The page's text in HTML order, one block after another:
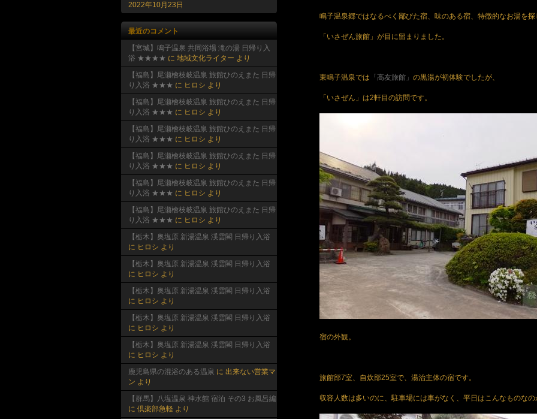
鳴子温泉郷ではなるべく鄙びた宿、味のある宿、特徴的なお湯を
「いさぜん旅館」が目に留まりました。
東鳴子温泉では 「高友旅館」の黒湯が初体験でしたが、
「いさぜん」は2軒目の訪問です。
宿の外観。
旅館部7室、自炊部25室で、湯治主体の宿です。
収容人数は多いのに、駐車場には車がなく、平日はこんなものな
2022年10月23日
最近のコメント
【宮城】鳴子温泉 共同浴場 滝の湯 日帰り入
浴 ★★★★ に 地域文化ライター より
【福島】尾瀬檜枝岐温泉 旅館ひのえまた 日帰
り入浴 ★★★ に ヒロシ より
【福島】尾瀬檜枝岐温泉 旅館ひのえまた 日帰
り入浴 ★★★ に ヒロシ より
【福島】尾瀬檜枝岐温泉 旅館ひのえまた 日帰
り入浴 ★★★ に ヒロシ より
【福島】尾瀬檜枝岐温泉 旅館ひのえまた 日帰
り入浴 ★★★ に ヒロシ より
【福島】尾瀬檜枝岐温泉 旅館ひのえまた 日帰
り入浴 ★★★ に ヒロシ より
【福島】尾瀬檜枝岐温泉 旅館ひのえまた 日帰
り入浴 ★★★ に ヒロシ より
【栃木】奥塩原 新湯温泉 渓雲閣 日帰り入浴
に ヒロシ より
【栃木】奥塩原 新湯温泉 渓雲閣 日帰り入浴
に ヒロシ より
【栃木】奥塩原 新湯温泉 渓雲閣 日帰り入浴
に ヒロシ より
【栃木】奥塩原 新湯温泉 渓雲閣 日帰り入浴
に ヒロシ より
【栃木】奥塩原 新湯温泉 渓雲閣 日帰り入浴
に ヒロシ より
鹿児島県の混浴のある温泉 に 出来ない営業マ
ン より
【群馬】八塩温泉 神水館 宿泊 その3 お風呂編
に 倶楽部急軽 より